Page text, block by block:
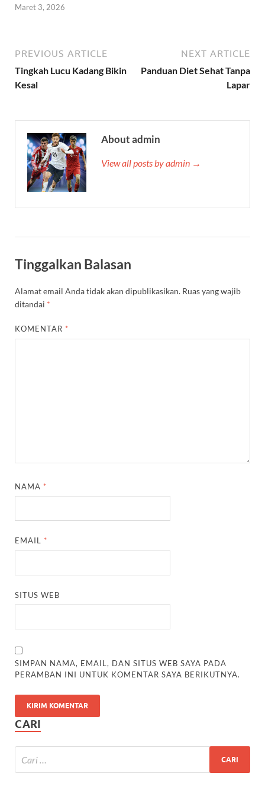
Maret 3, 2026
PREVIOUS ARTICLE
Tingkah Lucu Kadang Bikin
Kesal
NEXT ARTICLE
Panduan Diet Sehat Tanpa
Lapar
About admin
View all posts by admin →
Tinggalkan Balasan
Alamat email Anda tidak akan dipublikasikan. Ruas yang wajib
ditandai *
KOMENTAR *
NAMA *
EMAIL *
SITUS WEB
SIMPAN NAMA, EMAIL, DAN SITUS WEB SAYA PADA
PERAMBAN INI UNTUK KOMENTAR SAYA BERIKUTNYA.
CARI